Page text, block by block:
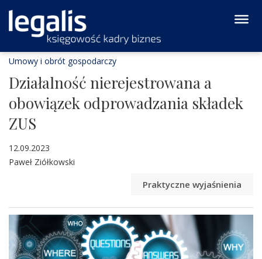
Umowy i obrót gospodarczy
Działalność nierejestrowana a
obowiązek odprowadzania składek
ZUS
12.09.2023
Paweł Ziółkowski
Praktyczne wyjaśnienia